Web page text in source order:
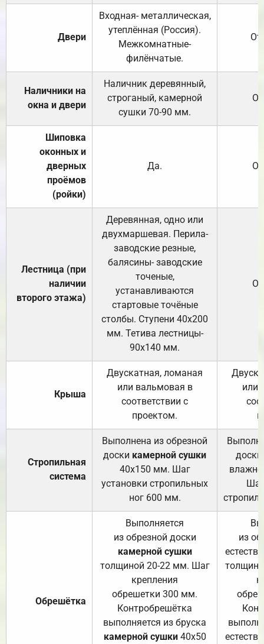
Двери
Входная- металлическая,
утеплённая (Россия).
Межкомнатные-
филёнчатые.
Наличники на
окна и двери
Наличник деревянный,
строганый, камерной
сушки 70-90 мм.
Шиповка
оконных и
дверных
проёмов
(ройки)
Да.
Лестница (при
наличии
второго этажа)
Деревянная, одно или
двухмаршевая. Перила-
заводские резные,
балясины- заводские
точеные,
устанавливаются
стартовые точёные
столбы. Ступени 40х200
мм. Тетива лестницы-
90х140 мм.
Крыша
Двускатная, ломаная
или вальмовая в
соответствии с
проектом.
или
Стропильная
система
Выполнена из обрезной
доски камерной сушки
40х150 мм. Шаг
установки стропильных
ног 600 мм.
доски
Обрешётка
Выполняется
из обрезной доски
камерной сушки
толщиной 20-22 мм. Шаг
крепления
обрешетки 300 мм.
Контробрешётка
выполняется из бруска
камерной сушки40х50
из